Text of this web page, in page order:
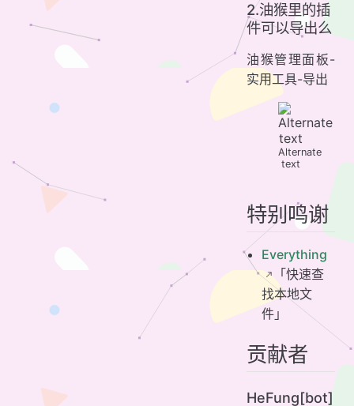
2.油猴里的插
件可以导出么
油猴管理面板-
实用工具-导出
Alternate
text
特别鸣谢
Everything
「快速查
找本地文
件」
贡献者
HeFung[bot]